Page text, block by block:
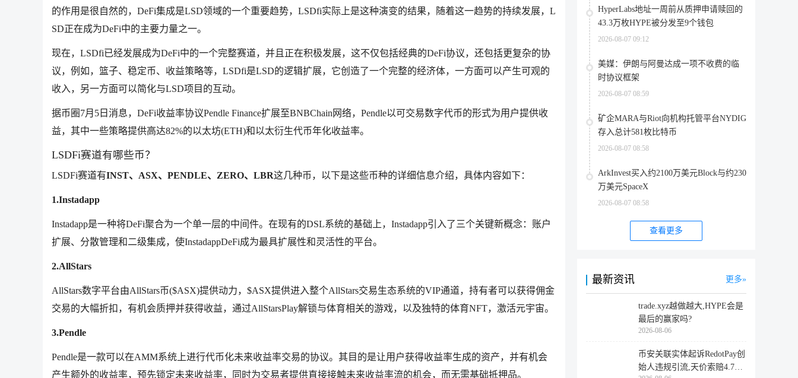
的作用是很自然的，DeFi集成是LSD领域的一个重要趋势，LSDfi实际上是这种演变的结果，随着这一趋势的持续发展，L
SD正在成为DeFi中的主要力量之一。
现在，LSDfi已经发展成为DeFi中的一个完整赛道，并且正在积极发展，这不仅包括经典的DeFi协议，还包括更复杂的协
议，例如，篮子、稳定币、收益策略等，LSDfi是LSD的逻辑扩展，它创造了一个完整的经济体，一方面可以产生可观的
收入，另一方面可以简化与LSD项目的互动。
据币圈7月5日消息，DeFi收益率协议Pendle Finance扩展至BNBChain网络，Pendle以可交易数字代币的形式为用户提供收
益，其中一些策略提供高达82%的以太坊(ETH)和以太衍生代币年化收益率。
LSDFi赛道有哪些币？
LSDFi赛道有INST、ASX、PENDLE、ZERO、LBR这几种币，以下是这些币种的详细信息介绍，具体内容如下：
1.Instadapp
Instadapp是一种将DeFi聚合为一个单一层的中间件。在现有的DSL系统的基础上，Instadapp引入了三个关键新概念：账户
扩展、分散管理和二级集成，使InstadappDeFi成为最具扩展性和灵活性的平台。
2.AllStars
AllStars数字平台由AllStars币($ASX)提供动力，$ASX提供进入整个AllStars交易生态系统的VIP通道，持有者可以获得佣金
交易的大幅折扣，有机会质押并获得收益，通过AllStarsPlay解锁与体育相关的游戏，以及独特的体育NFT，激活元宇宙。
3.Pendle
Pendle是一款可以在AMM系统上进行代币化未来收益率交易的协议。其目的是让用户获得收益率生成的资产，并有机会
产生额外的收益率，预先锁定未来收益率，同时为交易者提供直接接触未来收益率流的机会，而无需基础抵押品。
HyperLabs地址一周前从质押申请赎回的
43.3万枚HYPE被分发至9个钱包
2026-08-07 09:12
美媒：伊朗与阿曼达成一项不收费的临
时协议框架
2026-08-07 08:59
矿企MARA与Riot向机构托管平台NYDIG
存入总计581枚比特币
2026-08-07 08:58
ArkInvest买入约2100万美元Block与约230
万美元SpaceX
2026-08-07 08:58
查看更多
最新资讯 更多
trade.xyz越做越大,HYPE会是
最后的赢家吗?
2026-08-06
币安关联实体起诉RedotPay创
始人违规引流,天价索赔4.728